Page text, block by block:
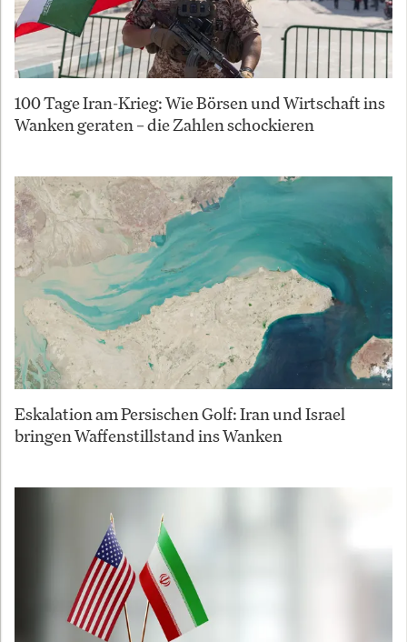
100 Tage Iran-Krieg: Wie Börsen und Wirtschaft ins
Wanken geraten – die Zahlen schockieren
Eskalation am Persischen Golf: Iran und Israel
bringen Waffenstillstand ins Wanken